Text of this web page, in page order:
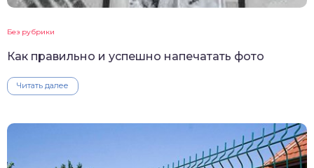
Без рубрики
Как правильно и успешно напечатать фото
Читать далее